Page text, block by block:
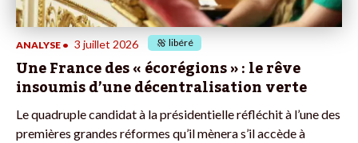
ANALYSE • 3 juillet 2026 libéré
Une France des « écorégions » : le rêve
insoumis d’une décentralisation verte
Le quadruple candidat à la présidentielle réfléchit à l’une des
premières grandes réformes qu’il mènera s’il accède à